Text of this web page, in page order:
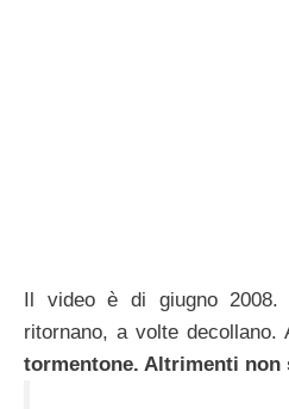
Il video è di giugno
ritornano, a volte decollano.
tormentone. Altrimenti non